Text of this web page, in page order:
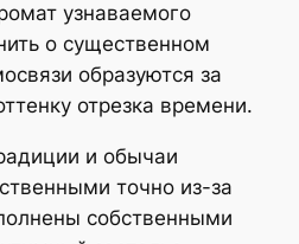
узнаваемого
о существенном
образуются за
отрезка времени.
и обычаи
точно из-за
собственными